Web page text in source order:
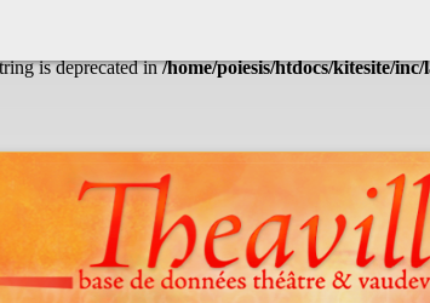
is deprecated in/home/poiesis/htdocs/kitesite/